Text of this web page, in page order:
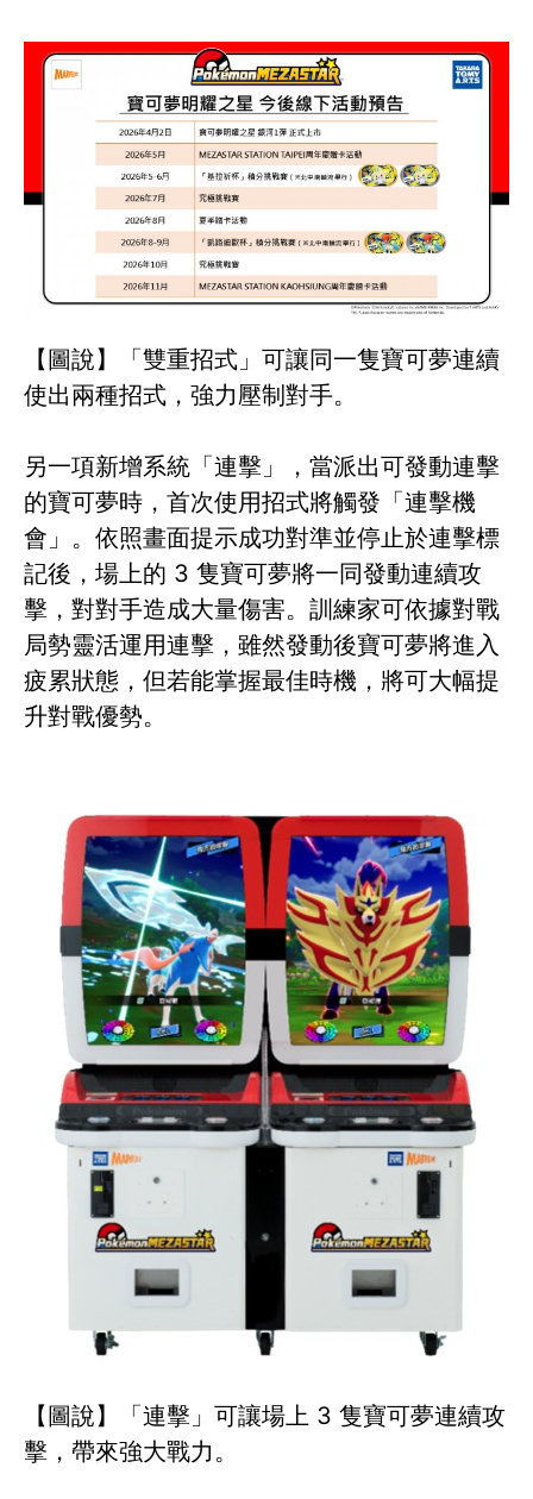
【圖說】「雙重招式」可讓同一隻寶可夢連續
使出兩種招式，強力壓制對手。
另一項新增系統「連擊」，當派出可發動連擊
的寶可夢時，首次使用招式將觸發「連擊機
會」。依照畫面提示成功對準並停止於連擊標
記後，場上的 3 隻寶可夢將一同發動連續攻
擊，對對手造成大量傷害。訓練家可依據對戰
局勢靈活運用連擊，雖然發動後寶可夢將進入
疲累狀態，但若能掌握最佳時機，將可大幅提
升對戰優勢。
【圖說】「連擊」可讓場上 3 隻寶可夢連續攻
擊，帶來強大戰力。